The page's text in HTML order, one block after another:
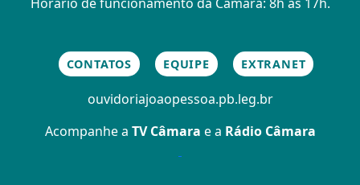
CONTATOS EQUIPE EXTRANET
ouvidoriajoaopessoa.pb.leg.br
Acompanhe a TV Câmara e a Rádio Câmara